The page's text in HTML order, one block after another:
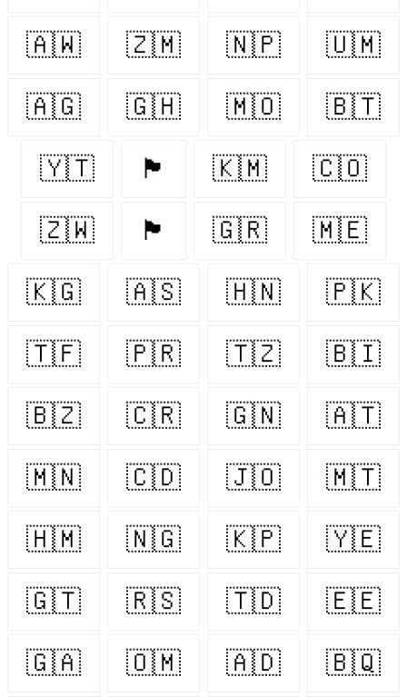
🇦🇼 🇿🇲 🇳🇵 🇺🇲
🇦🇬 🇬🇭 🇲🇴 🇧🇹
🇾🇹 🏴󠁧󠁢󠁥󠁮󠁧󠁿 🇰🇲 🇨🇴
🇿🇼 🏴󠁧󠁢󠁳󠁣󠁴󠁿 🇬🇷 🇲🇪
🇰🇬 🇦🇸 🇭🇳 🇵🇰
🇹🇫 🇵🇷 🇹🇿 🇧🇮
🇧🇿 🇨🇷 🇬🇳 🇦🇹
🇲🇳 🇨🇩 🇯🇴 🇲🇹
🇭🇲 🇳🇬 🇰🇵 🇾🇪
🇬🇹 🇷🇸 🇹🇩 🇪🇪
🇬🇦 🇴🇲 🇦🇩 🇧🇶